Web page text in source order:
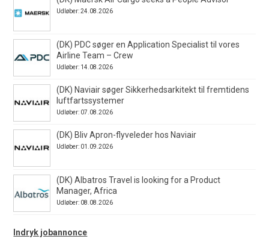
Udløber: 24.08.2026
(DK) PDC søger en Application Specialist til vores
Airline Team – Crew
Udløber: 14.08.2026
(DK) Naviair søger Sikkerhedsarkitekt til fremtidens
luftfartssystemer
Udløber: 07.08.2026
(DK) Bliv Apron-flyveleder hos Naviair
Udløber: 01.09.2026
(DK) Albatros Travel is looking for a Product
Manager, Africa
Udløber: 08.08.2026
Indryk jobannonce